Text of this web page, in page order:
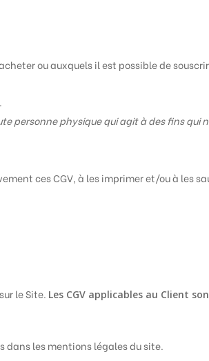
ou auxquels il est possible de
personne physique qui agit à des fins qui
ces CGV, à les imprimer et/ou à les
le Site. Les CGV applicables au Client
dans les mentions légales du site.